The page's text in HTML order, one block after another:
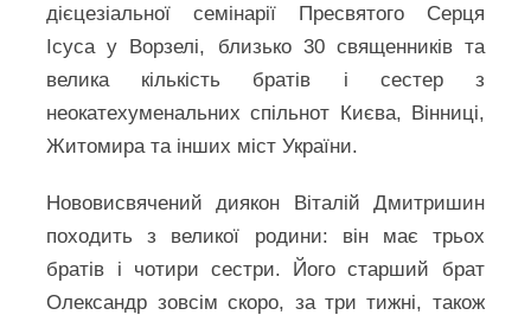
дієцезіальної семінарії Пресвятого Серця
Ісуса у Ворзелі, близько 30 священників та
велика кількість братів і сестер з
неокатехуменальних спільнот Києва, Вінниці,
Житомира та інших міст України.
Нововисвячений диякон Віталій Дмитришин
походить з великої родини: він має трьох
братів і чотири сестри. Його старший брат
Олександр зовсім скоро, за три тижні, також